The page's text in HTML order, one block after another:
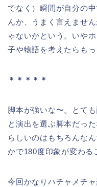
でなく）瞬間が自分の
んか、うまく言えませ
ゃないかという。いや
子や物語を考えたらも
＊＊＊＊＊
脚本が強いな〜。とて
と演出を選ぶ脚本だっ
らしいのはもちろんな
かで180度印象が変わる
今回かなりハチャメチ